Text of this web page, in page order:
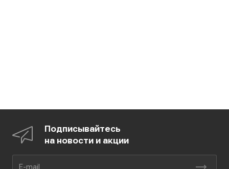
Подписывайтесь
на новости и акции